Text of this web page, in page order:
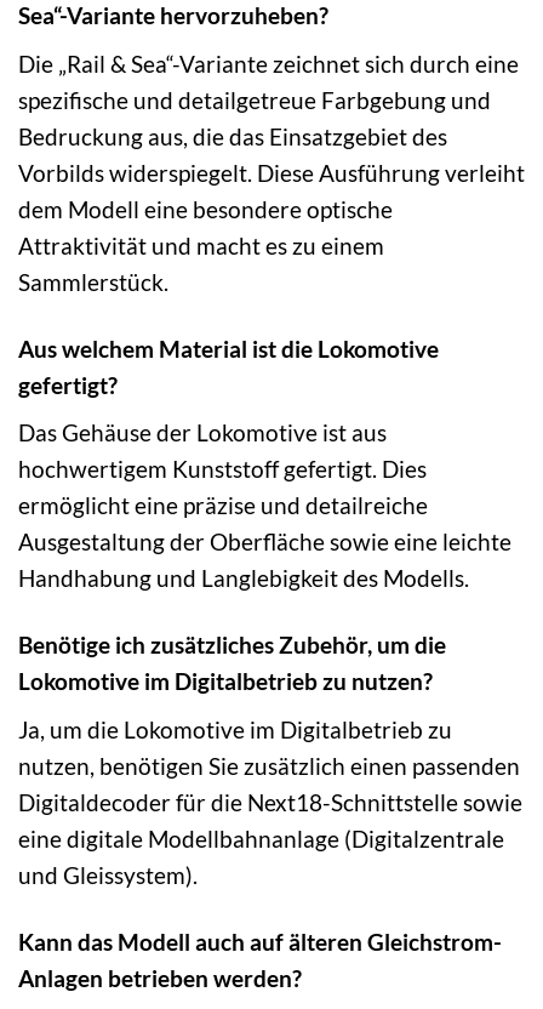
Sea“-Variante hervorzuheben?
Die „Rail & Sea“-Variante zeichnet sich durch eine
spezifische und detailgetreue Farbgebung und
Bedruckung aus, die das Einsatzgebiet des
Vorbilds widerspiegelt. Diese Ausführung verleiht
dem Modell eine besondere optische
Attraktivität und macht es zu einem
Sammlerstück.
Aus welchem Material ist die Lokomotive
gefertigt?
Das Gehäuse der Lokomotive ist aus
hochwertigem Kunststoff gefertigt. Dies
ermöglicht eine präzise und detailreiche
Ausgestaltung der Oberfläche sowie eine leichte
Handhabung und Langlebigkeit des Modells.
Benötige ich zusätzliches Zubehör, um die
Lokomotive im Digitalbetrieb zu nutzen?
Ja, um die Lokomotive im Digitalbetrieb zu
nutzen, benötigen Sie zusätzlich einen passenden
Digitaldecoder für die Next18-Schnittstelle sowie
eine digitale Modellbahnanlage (Digitalzentrale
und Gleissystem).
Kann das Modell auch auf älteren Gleichstrom-
Anlagen betrieben werden?